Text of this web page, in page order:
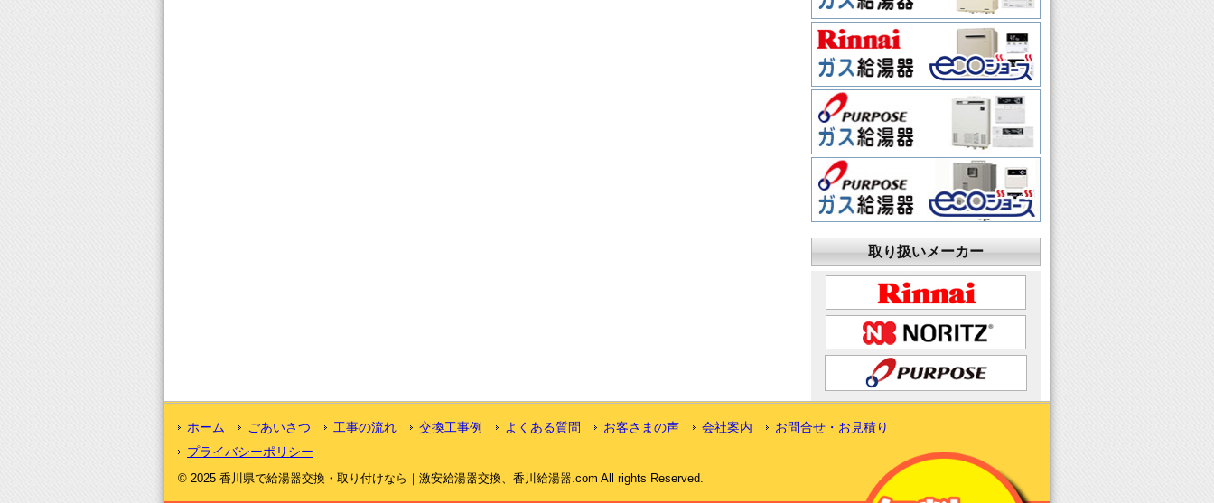
取り扱いメーカー
ホーム ごあいさつ 工事の流れ 交換工事例 よくある質問 お客さまの声 会社案内
お問合せ・お見積り
プライバシーポリシー
© 2025 香川県で給湯器交換・取り付けなら｜激安給湯器交換、香川給湯器.com All rights Reserved.